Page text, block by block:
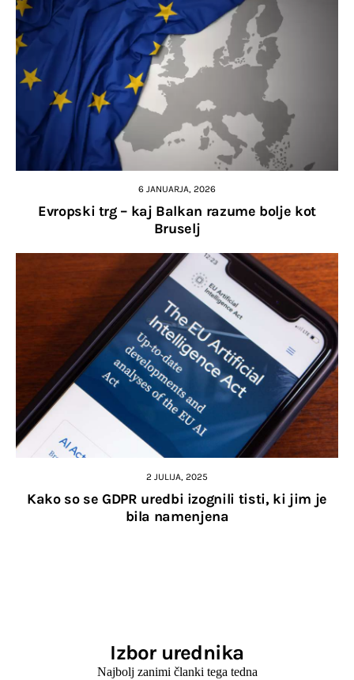
6 JANUARJA, 2026
Evropski trg – kaj Balkan razume bolje kot
Bruselj
2 JULIJA, 2025
Kako so se GDPR uredbi izognili tisti, ki jim je
bila namenjena
Izbor urednika
Najbolj zanimi članki tega tedna